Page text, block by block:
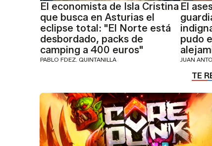
El economista de Isla Cristina
que busca en Asturias el
eclipse total: "El Norte está
desbordado, packs de
camping a 400 euros"
PABLO FDEZ. QUINTANILLA
El
pudo
JUAN